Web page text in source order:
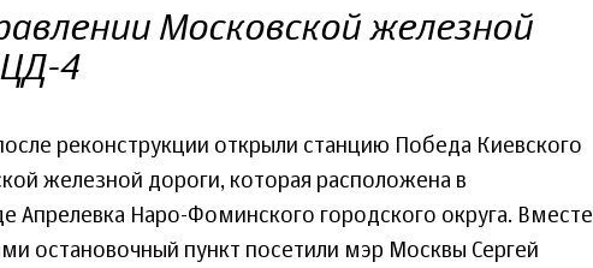
Московской железной
4
реконструкции открыли станцию Победа Киевского
железной дороги, которая расположена в
Апрелевка Наро-Фоминского городского округа. Вместе
остановочный пункт посетили мэр Москвы Сергей